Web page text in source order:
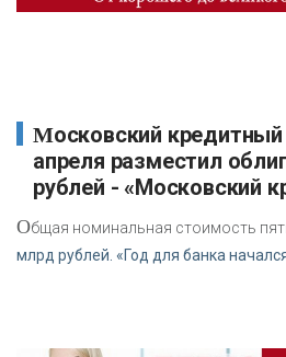
Московский кредитный банк с начала
апреля разместил
рублей - «Московский
Общая номинальная стоимость
млрд рублей. «Год для банка